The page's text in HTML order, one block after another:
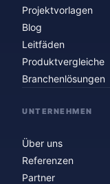
Projektvorlagen
Blog
Leitfäden
Produktvergleiche
Branchenlösungen
UNTERNEHMEN
Über uns
Referenzen
Partner